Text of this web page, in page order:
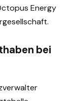
Energy
bei